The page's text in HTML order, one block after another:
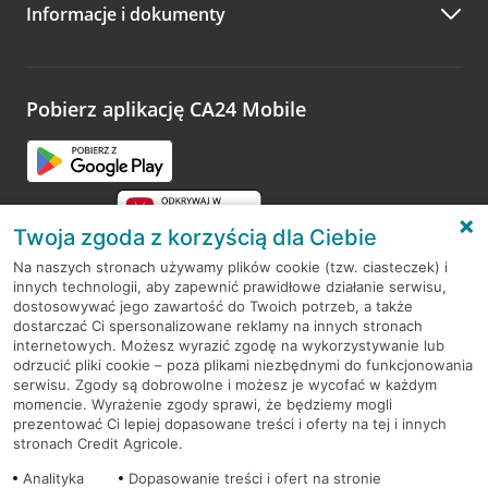
Zachęcamy do podzielenia się z nami opinią o wizycie.
opinie.
Informacje i dokumenty
Pobierz aplikację CA24 Mobile
RODO
Regulamin serwisu
Mapa serwisu
PolitykaCookies
Twoja zgoda z korzyścią dla Ciebie
Na naszych stronach używamy plików cookie (tzw. ciasteczek) i
innych technologii, aby zapewnić prawidłowe działanie serwisu,
dostosowywać jego zawartość do Twoich potrzeb, a także
dostarczać Ci spersonalizowane reklamy na innych stronach
internetowych. Możesz wyrazić zgodę na wykorzystywanie lub
odrzucić pliki cookie – poza plikami niezbędnymi do funkcjonowania
serwisu. Zgody są dobrowolne i możesz je wycofać w każdym
momencie. Wyrażenie zgody sprawi, że będziemy mogli
prezentować Ci lepiej dopasowane treści i oferty na tej i innych
stronach Credit Agricole.
Analityka
Dopasowanie treści i ofert na stronie